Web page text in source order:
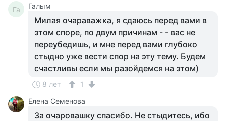
Га Галым
Милая очараважка, я сдаюсь перед вами в
этом споре, по двум причинам - - вас не
переубедишь, и мне перед вами глубоко
стыдно уже вести спор на эту тему. Будем
счастливы если мы разойдемся на этом)
8 лет
1
Елена Семенова
За очаровашку спасибо. Не стыдитесь, ибо